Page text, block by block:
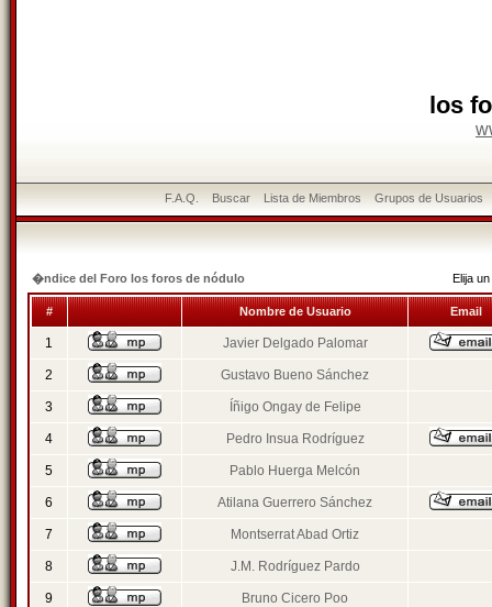
los
F.A.Q. Buscar Lista de Miembros Grupos de Usuarios
�ndice del Foro los foros de nódulo Elija
# Nombre de Usuario Email
1 Javier Delgado Palomar
2 Gustavo Bueno Sánchez
3 Íñigo Ongay de Felipe
4 Pedro Insua Rodríguez
5 Pablo Huerga Melcón
6 Atilana Guerrero Sánchez
7 Montserrat Abad Ortiz
8 J.M. Rodríguez Pardo
9 Bruno Cicero Poo